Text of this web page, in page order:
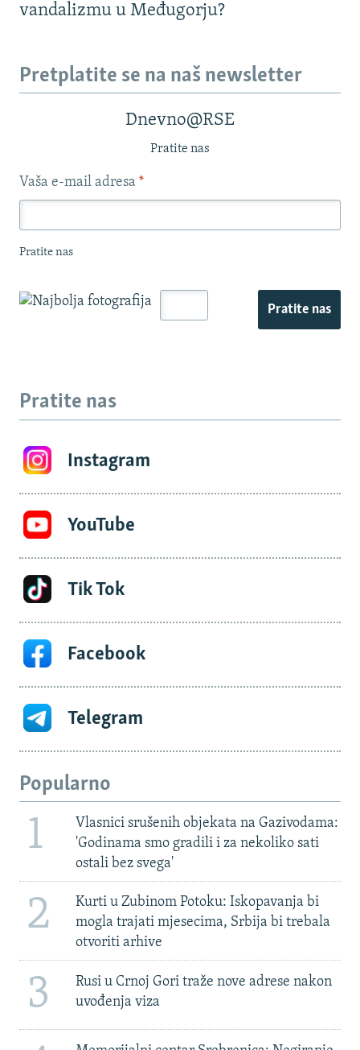
vandalizmu u Međugorju?
Pretplatite se na naš newsletter
Dnevno@RSE
Pratite nas
Vaša e-mail adresa *
Pratite nas
Pratite nas
Pratite nas
Instagram
YouTube
Tik Tok
Facebook
Telegram
Popularno
1
Vlasnici srušenih objekata na Gazivodama:
'Godinama smo gradili i za nekoliko sati
ostali bez svega'
2
Kurti u Zubinom Potoku: Iskopavanja bi
mogla trajati mjesecima, Srbija bi trebala
otvoriti arhive
3
Rusi u Crnoj Gori traže nove adrese nakon
uvođenja viza